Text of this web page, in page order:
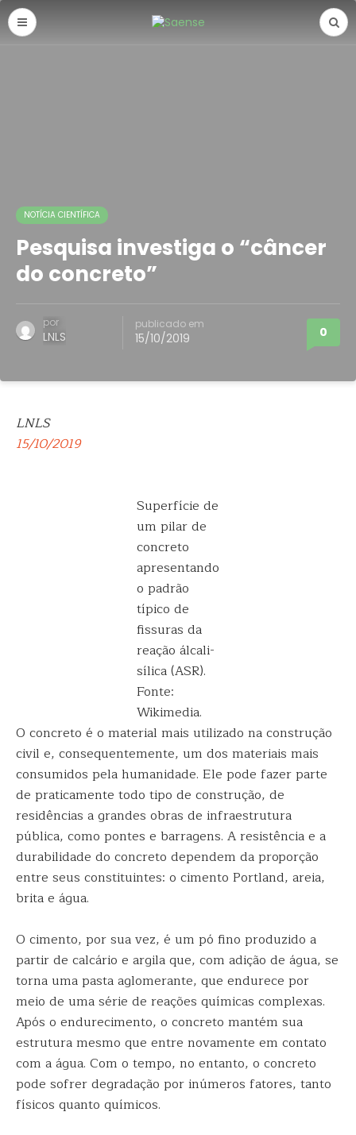
NOTÍCIA CIENTÍFICA
Pesquisa investiga o “câncer
do concreto”
por
LNLS
publicado em
15/10/2019 0
LNLS
15/10/2019
Superfície de
um pilar de
concreto
apresentando
o padrão
típico de
fissuras da
reação álcali-
sílica (ASR).
Fonte:
Wikimedia.
O concreto é o material mais utilizado na construção
civil e, consequentemente, um dos materiais mais
consumidos pela humanidade. Ele pode fazer parte
de praticamente todo tipo de construção, de
residências a grandes obras de infraestrutura
pública, como pontes e barragens. A resistência e a
durabilidade do concreto dependem da proporção
entre seus constituintes: o cimento Portland, areia,
brita e água.
O cimento, por sua vez, é um pó fino produzido a
partir de calcário e argila que, com adição de água, se
torna uma pasta aglomerante, que endurece por
meio de uma série de reações químicas complexas.
Após o endurecimento, o concreto mantém sua
estrutura mesmo que entre novamente em contato
com a água. Com o tempo, no entanto, o concreto
pode sofrer degradação por inúmeros fatores, tanto
físicos quanto químicos.